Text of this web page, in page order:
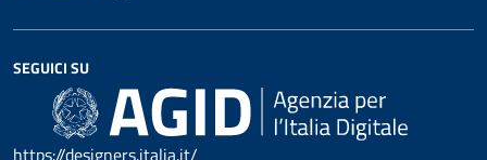
SEGUICI SU
https://designers.italia.it/